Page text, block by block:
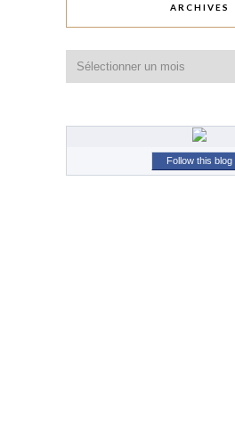
ARCHIVES
Follow this blog